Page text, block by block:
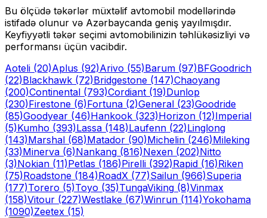
Bu ölçüdə təkərlər müxtəlif avtomobil modellərində
istifadə olunur və Azərbaycanda geniş yayılmışdır.
Keyfiyyətli təkər seçimi avtomobilinizin təhlükəsizliyi və
performansı üçün vacibdir.
Aoteli (20)Aplus (92)Arivo (55)Barum (97)BFGoodrich
(22)Blackhawk (72)Bridgestone (147)Chaoyang
(200)Continental (793)Cordiant (19)Dunlop
(230)Firestone (6)Fortuna (2)General (23)Goodride
(85)Goodyear (46)Hankook (323)Horizon (12)Imperial
(5)Kumho (393)Lassa (148)Laufenn (22)Linglong
(143)Marshal (68)Matador (90)Michelin (246)Mileking
(33)Minerva (6)Nankang (816)Nexen (202)Nitto
(3)Nokian (11)Petlas (186)Pirelli (392)Rapid (16)Riken
(75)Roadstone (184)RoadX (77)Sailun (966)Superia
(177)Torero (5)Toyo (35)TungaViking (8)Vinmax
(158)Vitour (227)Westlake (67)Winrun (114)Yokohama
(1090)Zeetex (15)